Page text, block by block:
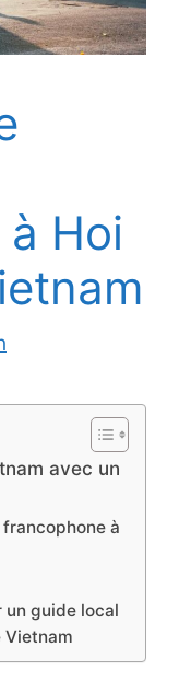
Hoi
avec un
à
un guide local
Vietnam